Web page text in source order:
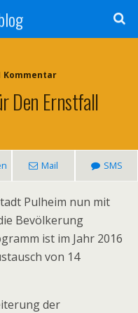
Kommentar
Den Ernstfall
Mail SMS
Pulheim nun mit
Bevölkerung
ist im Jahr 2016
von 14
der